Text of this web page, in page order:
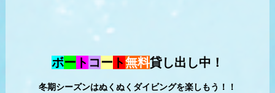
ボー ト コー ト無料貸し出し中！
冬期シーズンはぬくぬくダイビングを楽しもう！！